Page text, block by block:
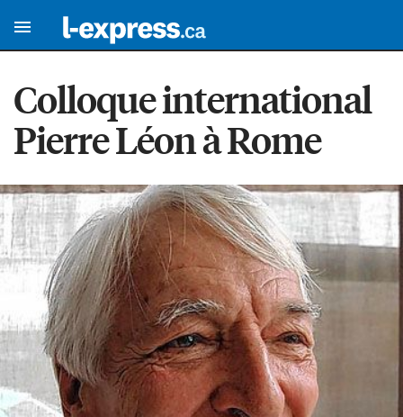
Colloque international
Pierre Léon à Rome